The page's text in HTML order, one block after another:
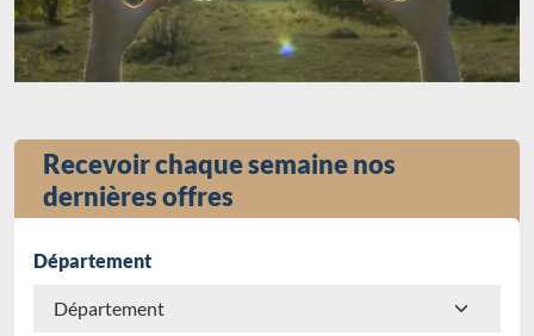
Recevoir chaque semaine nos
dernières offres
Département